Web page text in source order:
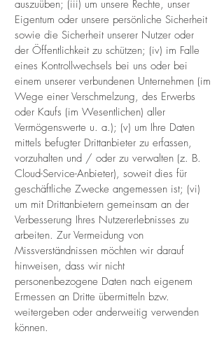
auszuüben; (iii) um unsere Rechte, unser
Eigentum oder unsere persönliche Sicherheit
sowie die Sicherheit unserer Nutzer oder
der Öffentlichkeit zu schützen; (iv) im Falle
eines Kontrollwechsels bei uns oder bei
einem unserer verbundenen Unternehmen (im
Wege einer Verschmelzung, des Erwerbs
oder Kaufs (im Wesentlichen) aller
Vermögenswerte u. a.); (v) um Ihre Daten
mittels befugter Drittanbieter zu erfassen,
vorzuhalten und / oder zu verwalten (z. B.
Cloud-Service-Anbieter), soweit dies für
geschäftliche Zwecke angemessen ist; (vi)
um mit Drittanbietern gemeinsam an der
Verbesserung Ihres Nutzererlebnisses zu
arbeiten. Zur Vermeidung von
Missverständnissen möchten wir darauf
hinweisen, dass wir nicht
personenbezogene Daten nach eigenem
Ermessen an Dritte übermitteln bzw.
weitergeben oder anderweitig verwenden
können.